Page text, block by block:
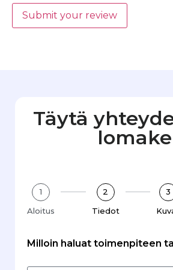
Submit your review
Täytä
lomake
1
Aloitus
2
Tiedot
3
Milloin haluat toimenpiteen